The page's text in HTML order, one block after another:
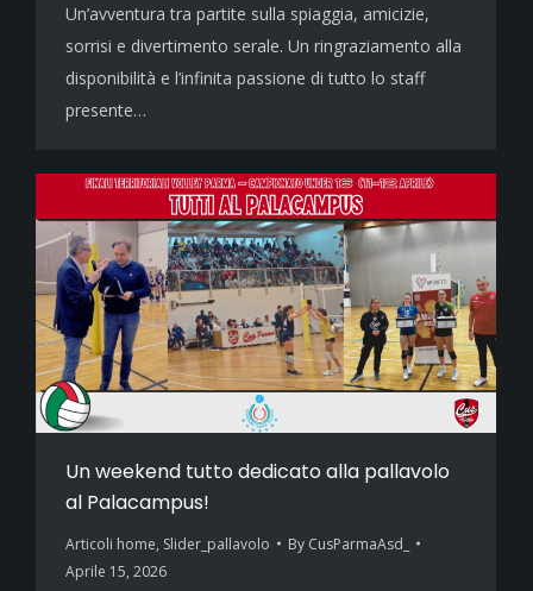
Un’avventura tra partite sulla spiaggia, amicizie,
sorrisi e divertimento serale. Un ringraziamento alla
disponibilità e l’infinita passione di tutto lo staff
presente…
Un weekend tutto dedicato alla pallavolo
al Palacampus!
Articoli home, Slider_pallavolo By CusParmaAsd_
Aprile 15, 2026